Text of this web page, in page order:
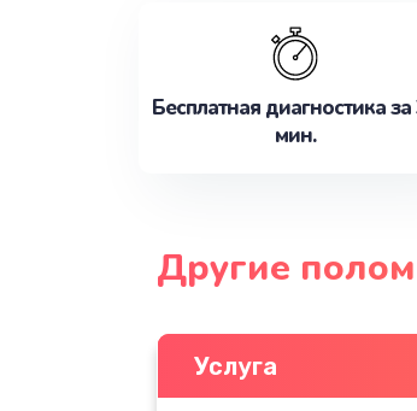
Бесплатная диагностика за
мин.
Другие
Услуга